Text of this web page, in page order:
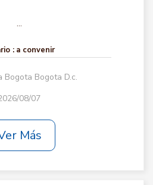
...
: a convenir
Bogota Bogota D.c.
08/07
Más